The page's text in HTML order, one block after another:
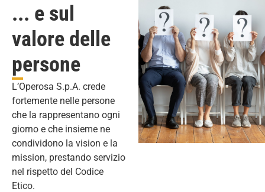
... e sul
valore delle
persone
L’Operosa S.p.A. crede
fortemente nelle persone
che la rappresentano ogni
giorno e che insieme ne
condividono la vision e la
mission, prestando servizio
nel rispetto del Codice
Etico.